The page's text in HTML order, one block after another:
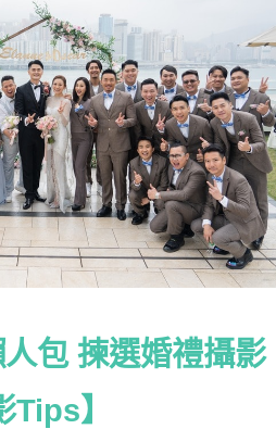
人包 揀選婚禮攝影
Tips】